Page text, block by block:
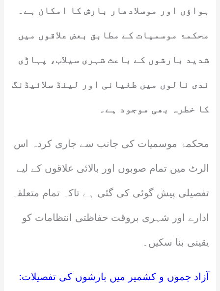
ہواؤں اور موسلادھار بارش کا امکان ہے۔
محکمۂ موسمیات کے مطابق بعض علاقوں میں
شدید بارشوں کے باعث شہری سیلاب، پہاڑی
ندی نالوں میں طغیانی اور لینڈ سلائیڈنگ
کا خطرہ بھی موجود ہے۔
محکمۂ موسمیات کی جانب سے جاری کردہ اس
الرٹ میں تمام صوبوں اور بالائی علاقوں کے لیے
تفصیلی پیش گوئی کی گئی ہے تاکہ تمام متعلقہ
ادارے اور شہری بروقت حفاظتی انتظامات کو
یقینی بنا سکیں۔
آزاد جموں و کشمیر میں بارشوں کی تفصیلات: